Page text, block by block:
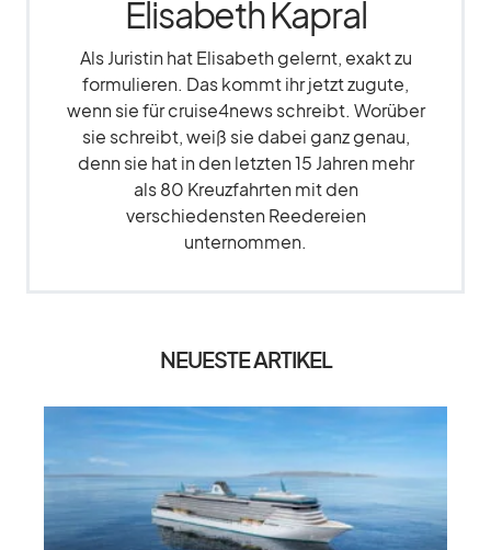
Elisabeth Kapral
Als Juristin hat Elisabeth gelernt, exakt zu
formulieren. Das kommt ihr jetzt zugute,
wenn sie für cruise4news schreibt. Worüber
sie schreibt, weiß sie dabei ganz genau,
denn sie hat in den letzten 15 Jahren mehr
als 80 Kreuzfahrten mit den
verschiedensten Reedereien
unternommen.
NEUESTE ARTIKEL